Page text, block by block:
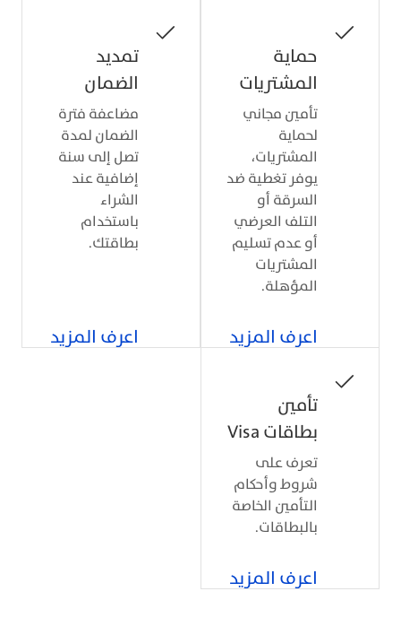
أو ادخل على البوابة الإلكترونية للتأمين.
حماية
المشتريات
تأمين مجاني
لحماية
المشتريات،
يوفر تغطية ضد
السرقة أو
التلف العرضي
أو عدم تسليم
المشتريات
المؤهلة.
اعرف المزيد
تمديد
الضمان
مضاعفة فترة
الضمان لمدة
تصل إلى سنة
إضافية عند
الشراء
باستخدام
بطاقتك.
اعرف المزيد
تأمين
بطاقات Visa
تعرف على
شروط وأحكام
التأمين الخاصة
بالبطاقات.
اعرف المزيد